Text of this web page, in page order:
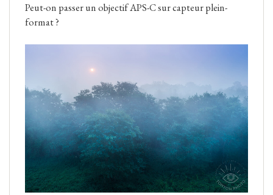
Peut-on passer un objectif APS-C sur capteur plein-
format ?